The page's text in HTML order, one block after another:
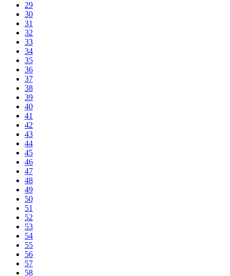
29
30
31
32
33
34
35
36
37
38
39
40
41
42
43
44
45
46
47
48
49
50
51
52
53
54
55
56
57
58